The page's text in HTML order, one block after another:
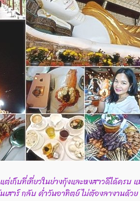
เก็บที่เที่ยวในย่างกุ้งและหงสาวดีได้ครบ
สาร์ กลับ ค่ำวันอาทิตย์ ไม่ต้องลางานด้ว